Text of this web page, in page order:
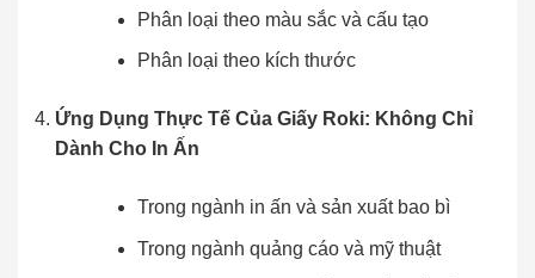
Phân loại theo màu sắc và cấu tạo
Phân loại theo kích thước
Ứng Dụng Thực Tế Của Giấy Roki: Không Chỉ
Dành Cho In Ấn
Trong ngành in ấn và sản xuất bao bì
Trong ngành quảng cáo và mỹ thuật